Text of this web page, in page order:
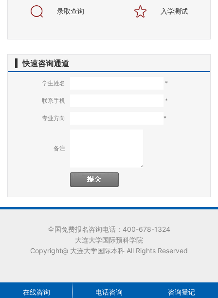
录取查询 入学测试
快速咨询通道
学生姓名 *
联系手机 *
专业方向 *
备注
全国免费报名咨询电话：400-678-1324
大连大学国际预科学院
Copyright@ 大连大学国际本科 All Rights Reserved
在线咨询 电话咨询 咨询登记